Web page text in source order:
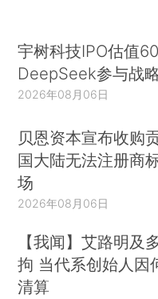
宇树科技IPO估值
DeepSeek参与战
2026年08月06日
贝恩资本宣布收购
国大陆无法注册商
场
2026年08月06日
【我闻】艾路明及
拘 当代系创始人因
清算